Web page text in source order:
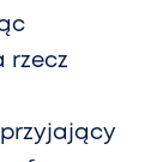
rzecz